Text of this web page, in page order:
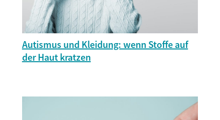
Autismus und Kleidung: wenn Stoffe auf
der Haut kratzen